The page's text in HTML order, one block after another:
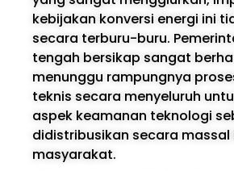
kebijakan konversi energi ini
secara terburu-buru.
tengah bersikap sangat
menunggu rampungnya
teknis secara menyeluruh
aspek keamanan teknologi
didistribusikan secara massal
masyarakat.